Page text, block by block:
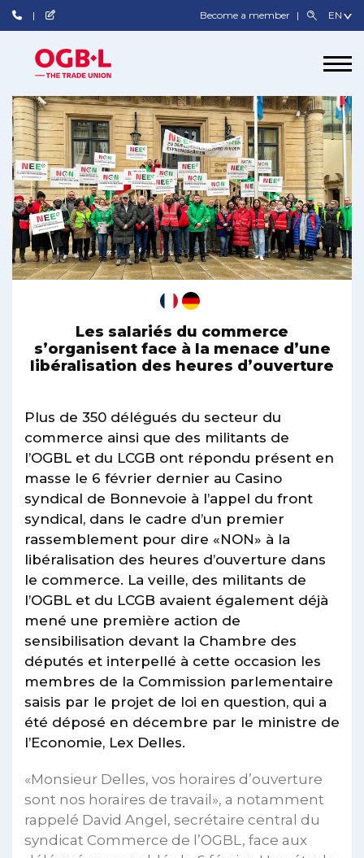
Become a member
Les salariés du commerce
s’organisent face à la menace d’une
libéralisation des heures d’ouverture
Plus de 350 délégués du secteur du
commerce ainsi que des militants de
l’OGBL et du LCGB ont répondu présent en
masse le 6 février dernier au Casino
syndical de Bonnevoie à l’appel du front
syndical, dans le cadre d’un premier
rassemblement pour dire «NON» à la
libéralisation des heures d’ouverture dans
le commerce. La veille, des militants de
l’OGBL et du LCGB avaient également déjà
mené une première action de
sensibilisation devant la Chambre des
députés et interpellé à cette occasion les
membres de la Commission parlementaire
saisis par le projet de loi en question, qui a
été déposé en décembre par le ministre de
l’Economie, Lex Delles.
«Monsieur Delles, vos horaires d’ouverture
sont nos horaires de travail», a notamment
rappelé David Angel, secrétaire central du
syndicat Commerce de l’OGBL, face aux